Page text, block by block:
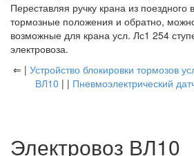
Переставляя ручку крана из поездного
тормозные положения и обратно,
возможные для крана усл. Лс1 254
электровоза.
⇐ | Устройство блокировки тормозов
ВЛ10 | | Пневмоэлектрический
Электровоз ВЛ10